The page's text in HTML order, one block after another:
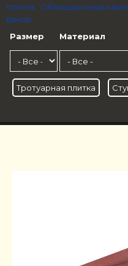
плитка
Облицовочный
декор
Размер
Материал
Тротуарная плитка